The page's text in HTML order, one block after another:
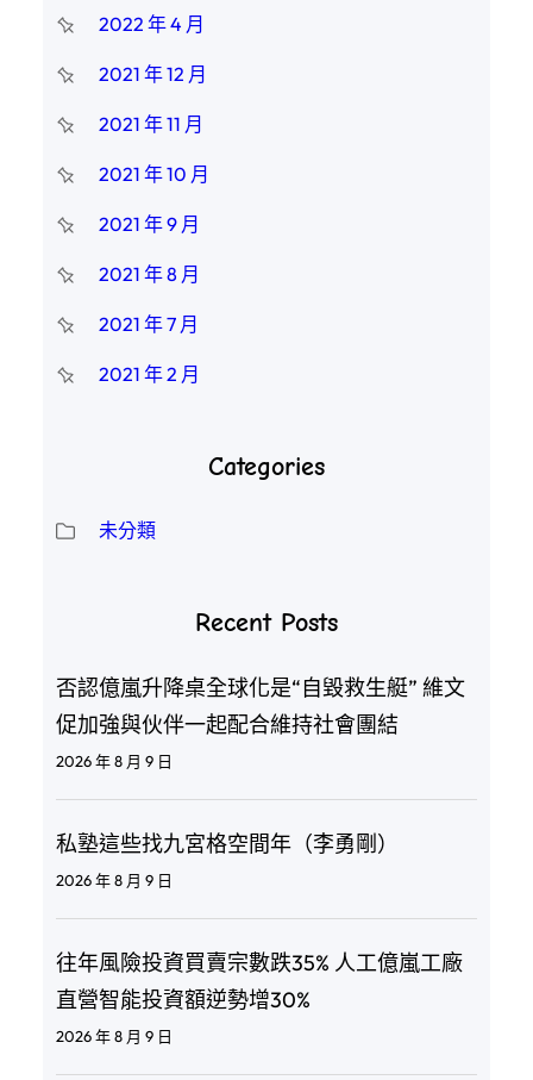
2022 年 4 月
2021 年 12 月
2021 年 11 月
2021 年 10 月
2021 年 9 月
2021 年 8 月
2021 年 7 月
2021 年 2 月
Categories
未分類
Recent Posts
否認億嵐升降桌全球化是“自毀救生艇” 維文
促加強與伙伴一起配合維持社會團結
2026 年 8 月 9 日
私塾這些找九宮格空間年（李勇剛）
2026 年 8 月 9 日
往年風險投資買賣宗數跌35% 人工億嵐工廠
直營智能投資額逆勢增30%
2026 年 8 月 9 日